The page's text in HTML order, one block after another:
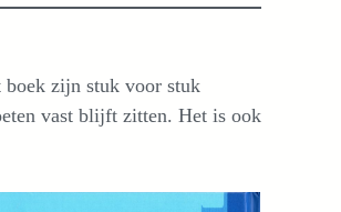
boek zijn stuk voor stuk
vast blijft zitten. Het is ook